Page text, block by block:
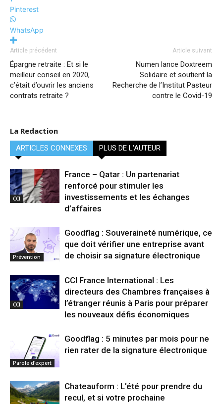
Pinterest
WhatsApp
Article précédent
Épargne retraite : Et si le
meilleur conseil en 2020,
c’était d’ouvrir les anciens
contrats retraite ?
Article suivant
Numen lance Doxtreem
Solidaire et soutient la
Recherche de l’Institut Pasteur
contre le Covid-19
La Redaction
ARTICLES CONNEXES PLUS DE L'AUTEUR
CCI
France – Qatar : Un partenariat
renforcé pour stimuler les
investissements et les échanges
d’affaires
Prévention
Goodflag : Souveraineté numérique, ce
que doit vérifier une entreprise avant
de choisir sa signature électronique
CCI
CCI France International : Les
directeurs des Chambres françaises à
l’étranger réunis à Paris pour préparer
les nouveaux défis économiques
Parole d'expert
Goodflag : 5 minutes par mois pour ne
rien rater de la signature électronique
Chateauform : L’été pour prendre du
recul, et si votre prochaine